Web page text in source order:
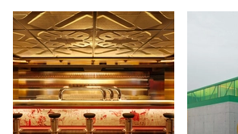
Fernández Elorza